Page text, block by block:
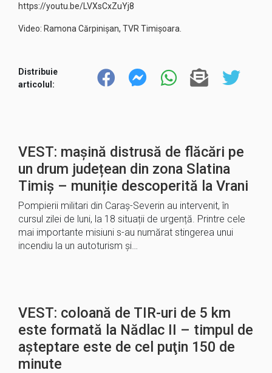
https://youtu.be/LVXsCxZuYj8
Video: Ramona Cărpinișan, TVR Timișoara.
Distribuie
articolul:
VEST: mașină distrusă de flăcări pe
un drum județean din zona Slatina
Timiș – muniție descoperită la Vrani
Pompierii militari din Caraș-Severin au intervenit, în
cursul zilei de luni, la 18 situații de urgență. Printre cele
mai importante misiuni s-au numărat stingerea unui
incendiu la un autoturism și…
VEST: coloană de TIR-uri de 5 km
este formată la Nădlac II – timpul de
aşteptare este de cel puţin 150 de
minute